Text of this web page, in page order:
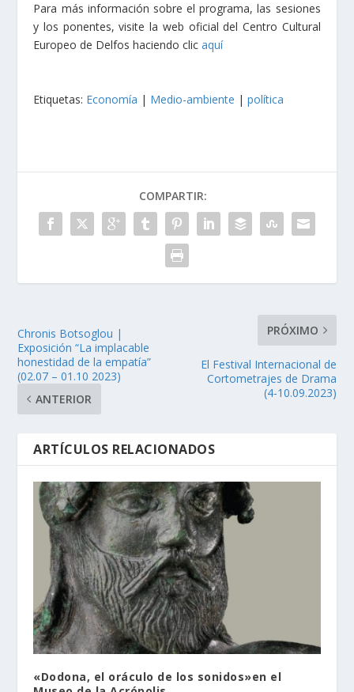
Para más información sobre el programa, las sesiones
y los ponentes, visite la web oficial del Centro Cultural
Europeo de Delfos haciendo clicaquí
Etiquetas: Economía | Medio-ambiente |política
COMPARTIR:
Chronis Botsoglou |
Exposición “La implacable
honestidad de la empatía”
(02.07 – 01.10 2023)
ANTERIOR
PRÓXIMO
El Festival Internacional de
Cortometrajes de Drama
(4-10.09.2023)
ARTÍCULOS RELACIONADOS
«Dodona, el oráculo de los sonidos»en el